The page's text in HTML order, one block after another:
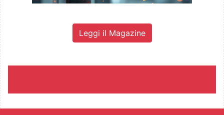
Leggi il Magazine